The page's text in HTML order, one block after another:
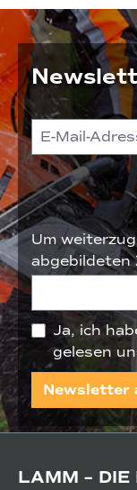
Um
abgebildeten
Ja, ich
gelesen
Newsletter
LAMM – DIE